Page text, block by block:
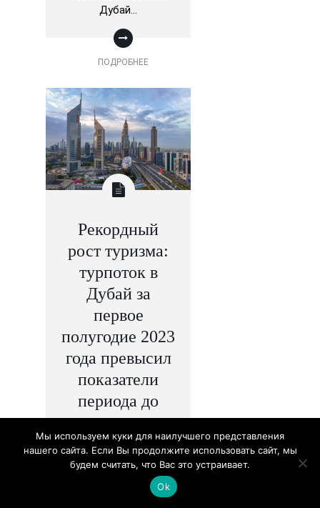
Дубай…
ПОДРОБНЕЕ
Рекордный
рост туризма:
турпоток в
Дубай за
первое
полугодие 2023
года превысил
показатели
периода до
пандемии
August 18, 2023
В первом полугодии
2023 туристическая
Мы используем куки для наилучшего представления
нашего сайта. Если Вы продолжите использовать сайт, мы
будем считать, что Вас это устраивает.
Ok